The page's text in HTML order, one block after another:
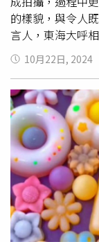
分店當日單筆消
加入藏壽司官方
禮，數量有限、
間限定的新餐點
包」、酥脆內嫩
嫩的「炙烤銀鮭
艦」和「日本竹
蕾。
塑需要花一些時
減少購物用塑膠
使用，牽涉民眾
減塑里程碑，著
立指引，輔導業
的樣貌，與令人
言人，東海大呼
示：「雖然我們
告，能將我們的
大家想念我們，
會覺得很有意義
說自己本來就很
廣告，真的感到
的合作機會，也
種驚喜」。對於
推出的「韓流來
國美食感到很開
希望粉絲們也能
喊話，爲這次的
10月22日, 2024